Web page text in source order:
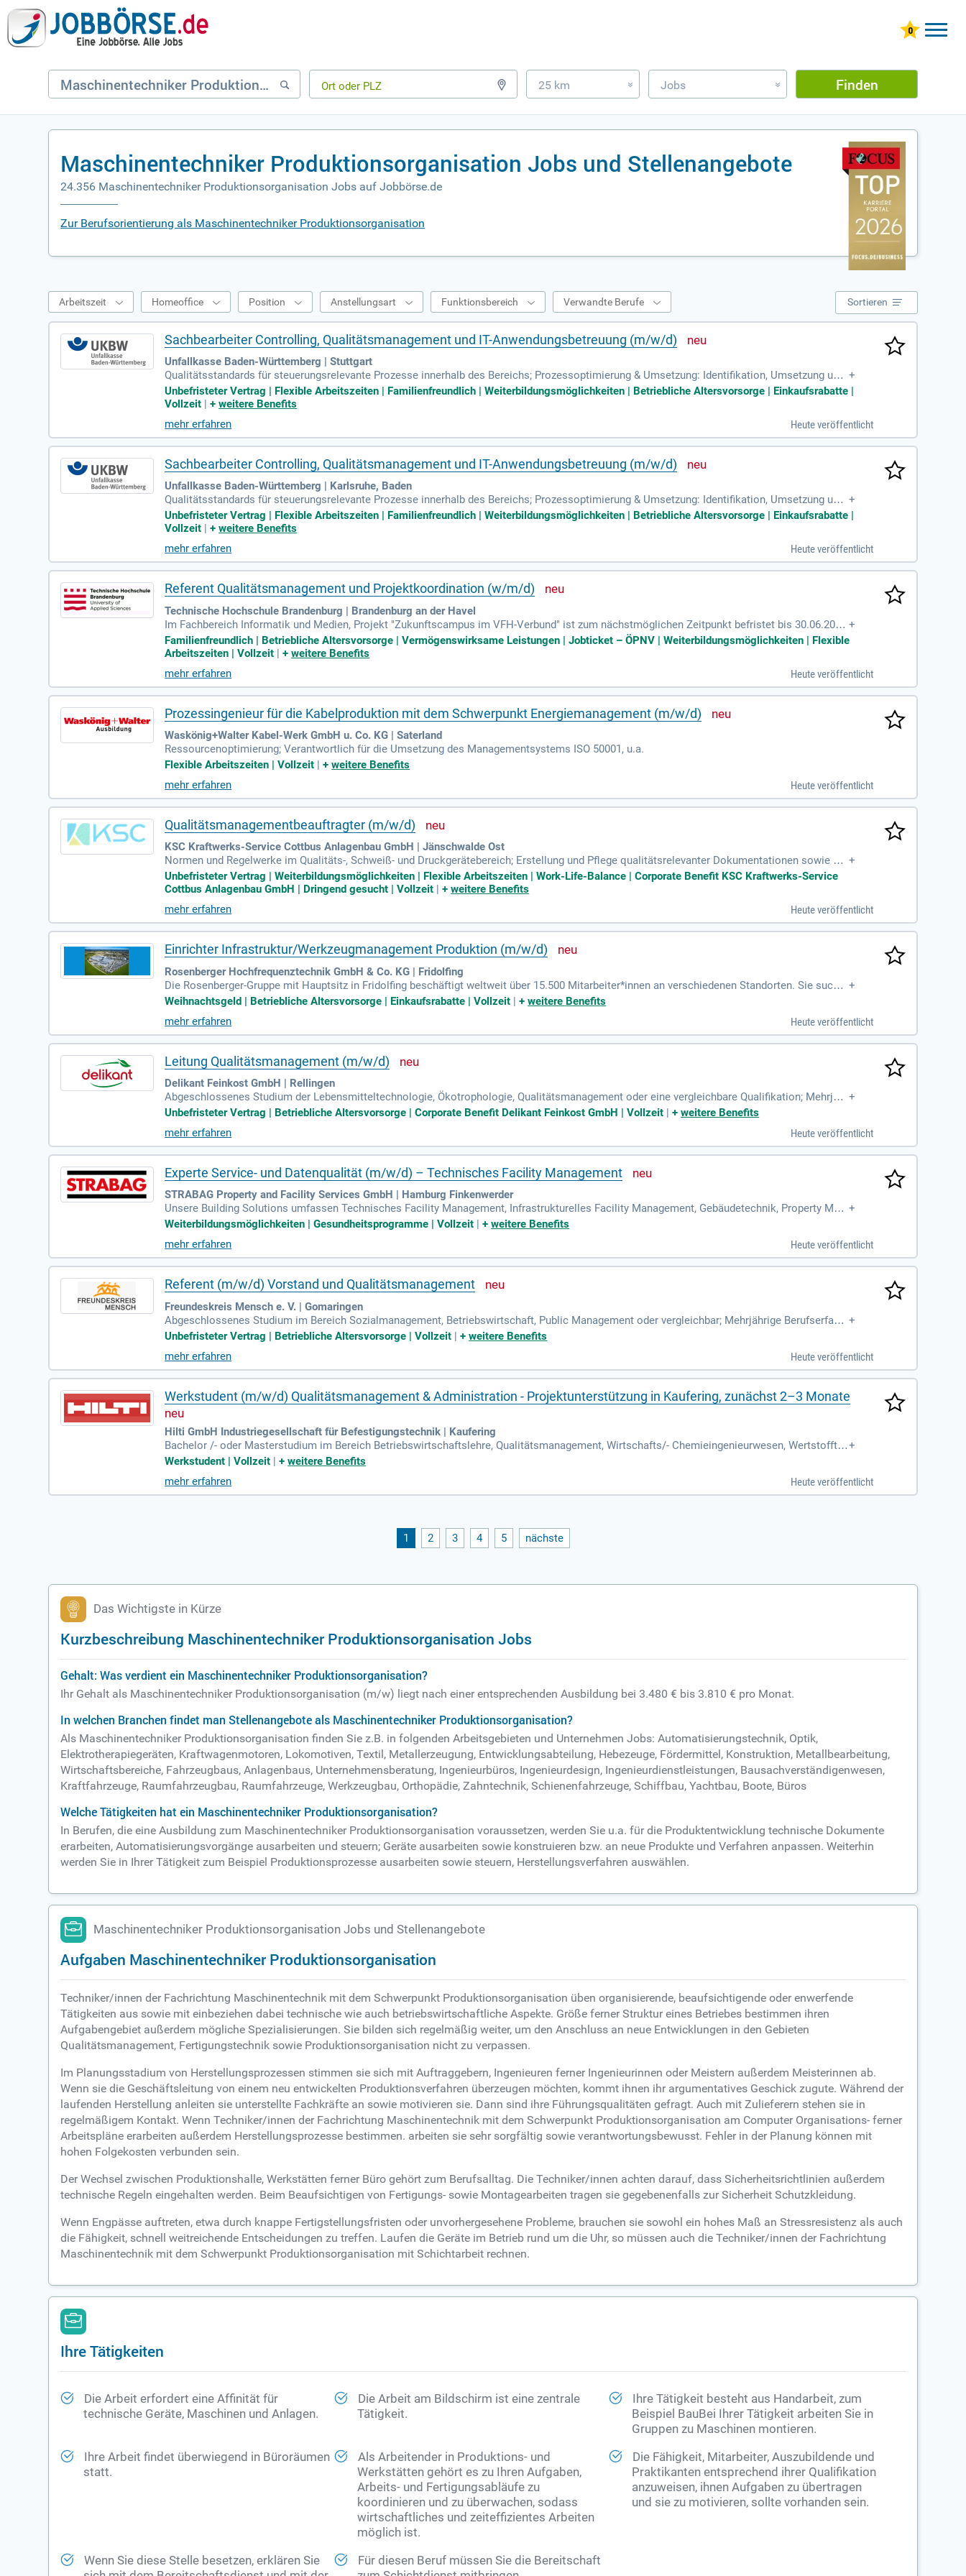
25 km » Jobs » Finden
Maschinentechniker Produktionsorganisation Jobs und Stellenangebote
24.356 Maschinentechniker Produktionsorganisation Jobs auf Jobbörse.de
Zur Berufsorientierung als Maschinentechniker Produktionsorganisation
Arbeitszeit Homeoffice Position Anstellungsart Funktionsbereich Verwandte Berufe Sortieren
Sachbearbeiter Controlling, Qualitätsmanagement und IT-Anwendungsbetreuung (m/w/d)
Unfallkasse Baden-Württemberg | Stuttgart
Qualitätsstandards für steuerungsrelevante Prozesse innerhalb des Bereichs; Prozessoptimierung & Umsetzung: Identifikation, Umsetzung und
Nachverfolgung kontinuierlicher Prozessoptmierung zur Effizienzsteigerung und Qualitätssicherung; Abstimmung & Bereichsübergreifende
+
Unbefristeter Vertrag | Flexible Arbeitszeiten | Familienfreundlich | Weiterbildungsmöglichkeiten | Betriebliche Altersvorsorge | Einkaufsrabatte |
Vollzeit |+weitere Benefits
mehr erfahren
Heute veröffentlicht
Sachbearbeiter Controlling, Qualitätsmanagement und IT-Anwendungsbetreuung (m/w/d)
Unfallkasse Baden-Württemberg | Karlsruhe, Baden
Qualitätsstandards für steuerungsrelevante Prozesse innerhalb des Bereichs; Prozessoptimierung & Umsetzung: Identifikation, Umsetzung und
Nachverfolgung kontinuierlicher Prozessoptmierung zur Effizienzsteigerung und Qualitätssicherung; Abstimmung & Bereichsübergreifende
+
Unbefristeter Vertrag | Flexible Arbeitszeiten | Familienfreundlich | Weiterbildungsmöglichkeiten | Betriebliche Altersvorsorge | Einkaufsrabatte |
Vollzeit |+weitere Benefits
mehr erfahren
Heute veröffentlicht
Referent Qualitätsmanagement und Projektkoordination (w/m/d)
Technische Hochschule Brandenburg | Brandenburg an der Havel
Im Fachbereich Informatik und Medien, Projekt "Zukunftscampus im VFH-Verbund" ist zum nächstmöglichen Zeitpunkt befristet bis 30.06.2030
folgende Stelle zu besetzen: Referent Qualitätsmanagement und Projektkoordination (w/m/d): Entgeltgruppe: 13 TV-L;
+
Familienfreundlich | Betriebliche Altersvorsorge | Vermögenswirksame Leistungen | Jobticket – ÖPNV | Weiterbildungsmöglichkeiten | Flexible
Arbeitszeiten | Vollzeit |+weitere Benefits
mehr erfahren
Heute veröffentlicht
Prozessingenieur für die Kabelproduktion mit dem Schwerpunkt Energiemanagement (m/w/d)
Waskönig+Walter Kabel-Werk GmbH u. Co. KG | Saterland
Ressourcenoptimierung; Verantwortlich für die Umsetzung des Managementsystems ISO 50001, u.a.
Flexible Arbeitszeiten | Vollzeit |+weitere Benefits
mehr erfahren
Heute veröffentlicht
Qualitätsmanagementbeauftragter (m/w/d)
KSC Kraftwerks-Service Cottbus Anlagenbau GmbH | Jänschwalde Ost
Normen und Regelwerke im Qualitäts-, Schweiß- und Druckgerätebereich; Erstellung und Pflege qualitätsrelevanter Dokumentationen sowie Pr
ojektdokumentationen; Unterstützung der Projektleitung und Fachabteilungen in Qualitätsfragen; Bearbeitung von Reklamationen
+
Unbefristeter Vertrag | Weiterbildungsmöglichkeiten | Flexible Arbeitszeiten | Work-Life-Balance | Corporate Benefit KSC Kraftwerks-Service
Cottbus Anlagenbau GmbH | Dringend gesucht | Vollzeit |+weitere Benefits
mehr erfahren
Heute veröffentlicht
Einrichter Infrastruktur/Werkzeugmanagement Produktion (m/w/d)
Rosenberger Hochfrequenztechnik GmbH & Co. KG | Fridolfing
Die Rosenberger-Gruppe mit Hauptsitz in Fridolfing beschäftigt weltweit über 15.500 Mitarbeiter*innen an verschiedenen Standorten. Sie suche
n eine technische Fachkraft mit einer abgeschlossenen Ausbildung als Industriemechaniker oder Werkzeugmacher. Zu Ihren Aufgaben gehören
das selbstständige Herstellen und Prüfen von Werkzeugen, sowie die Qualitätskontrolle. Auch das manuelle und CNC-gesteuerte Schleifen ist
Teil Ihres Verantwortungsbereichs. Wartungsarbeiten der Maschinen und die Erstellung von Fertigungsunterlagen runden Ihr Aufgabenspektrum
ab. Bei Interesse an einem dynamischen Arbeitsumfeld und innovativen Projekten, freuen wir uns auf Ihre Bewerbung.
+
Weihnachtsgeld | Betriebliche Altersvorsorge | Einkaufsrabatte | Vollzeit |+weitere Benefits
mehr erfahren
Heute veröffentlicht
Leitung Qualitätsmanagement (m/w/d)
Delikant Feinkost GmbH | Rellingen
Abgeschlossenes Studium der Lebensmitteltechnologie, Ökotrophologie, Qualitätsmanagement oder eine vergleichbare Qualifikation; Mehrjähr
ige Berufserfahrung im Qualitätsmanagement eines Lebensmittelherstellers; Fundierte Kenntnisse in IFS Food, HACCP und
+
Unbefristeter Vertrag | Betriebliche Altersvorsorge | Corporate Benefit Delikant Feinkost GmbH | Vollzeit |+weitere Benefits
mehr erfahren
Heute veröffentlicht
Experte Service- und Datenqualität (m/w/d) – Technisches Facility Management
STRABAG Property and Facility Services GmbH | Hamburg Finkenwerder
Unsere Building Solutions umfassen Technisches Facility Management, Infrastrukturelles Facility Management, Gebäudetechnik, Property Man
agement und spezielle Industrieservices.
+
Weiterbildungsmöglichkeiten | Gesundheitsprogramme | Vollzeit |+weitere Benefits
mehr erfahren
Heute veröffentlicht
Referent (m/w/d) Vorstand und Qualitätsmanagement
Freundeskreis Mensch e. V. | Gomaringen
Abgeschlossenes Studium im Bereich Sozialmanagement, Betriebswirtschaft, Public Management oder vergleichbar; Mehrjährige Berufserfahr
ung, idealerweise in einer Stabsstelle, im Qualitätsmanagement oder in einer vergleichbaren koordinierenden Funktion;
+
Unbefristeter Vertrag | Betriebliche Altersvorsorge | Vollzeit |+weitere Benefits
mehr erfahren
Heute veröffentlicht
Werkstudent (m/w/d) Qualitätsmanagement & Administration - Projektunterstützung in Kaufering, zunächst 2–3 Monate
Hilti GmbH Industriegesellschaft für Befestigungstechnik | Kaufering
Bachelor /- oder Masterstudium im Bereich Betriebswirtschaftslehre, Qualitätsmanagement, Wirtschafts/- Chemieingenieurwesen, Wertstoffte
chnik oder vergleichbare Studiengänge; Sichere Kenntnisse in MS-Office; Interesse an administrativen Tätigkeiten im
+
Werkstudent | Vollzeit |+weitere Benefits
mehr erfahren
Heute veröffentlicht
1 2 3 4 5 nächste
Das Wichtigste in Kürze
Kurzbeschreibung Maschinentechniker Produktionsorganisation Jobs
Gehalt: Was verdient ein Maschinentechniker Produktionsorganisation?
Ihr Gehalt als Maschinentechniker Produktionsorganisation (m/w) liegt nach einer entsprechenden Ausbildung bei 3.480 € bis 3.810 € pro Monat.
In welchen Branchen findet man Stellenangebote als Maschinentechniker Produktionsorganisation?
Als Maschinentechniker Produktionsorganisation finden Sie z.B. in folgenden Arbeitsgebieten und Unternehmen Jobs: Automatisierungstechnik, Optik,
Elektrotherapiegeräten, Kraftwagenmotoren, Lokomotiven, Textil, Metallerzeugung, Entwicklungsabteilung, Hebezeuge, Fördermittel, Konstruktion, Metallbearbeitung,
Wirtschaftsbereiche, Fahrzeugbaus, Anlagenbaus, Unternehmensberatung, Ingenieurbüros, Ingenieurdesign, Ingenieurdienstleistungen, Bausachverständigenwesen,
Kraftfahrzeuge, Raumfahrzeugbau, Raumfahrzeuge, Werkzeugbau, Orthopädie, Zahntechnik, Schienenfahrzeuge, Schiffbau, Yachtbau, Boote, Büros
Welche Tätigkeiten hat ein Maschinentechniker Produktionsorganisation?
In Berufen, die eine Ausbildung zum Maschinentechniker Produktionsorganisation voraussetzen, werden Sie u.a. für die Produktentwicklung technische Dokumente
erarbeiten, Automatisierungsvorgänge ausarbeiten und steuern; Geräte ausarbeiten sowie konstruieren bzw. an neue Produkte und Verfahren anpassen. Weiterhin
werden Sie in Ihrer Tätigkeit zum Beispiel Produktionsprozesse ausarbeiten sowie steuern, Herstellungsverfahren auswählen.
Maschinentechniker Produktionsorganisation Jobs und Stellenangebote
Aufgaben Maschinentechniker Produktionsorganisation
Techniker/innen der Fachrichtung Maschinentechnik mit dem Schwerpunkt Produktionsorganisation üben organisierende, beaufsichtigende oder enwerfende
Tätigkeiten aus sowie mit einbeziehen dabei technische wie auch betriebswirtschaftliche Aspekte. Größe ferner Struktur eines Betriebes bestimmen ihren
Aufgabengebiet außerdem mögliche Spezialisierungen. Sie bilden sich regelmäßig weiter, um den Anschluss an neue Entwicklungen in den Gebieten
Qualitätsmanagement, Fertigungstechnik sowie Produktionsorganisation nicht zu verpassen.
Im Planungsstadium von Herstellungsprozessen stimmen sie sich mit Auftraggebern, Ingenieuren ferner Ingenieurinnen oder Meistern außerdem Meisterinnen ab.
Wenn sie die Geschäftsleitung von einem neu entwickelten Produktionsverfahren überzeugen möchten, kommt ihnen ihr argumentatives Geschick zugute. Während der
laufenden Herstellung anleiten sie unterstellte Fachkräfte an sowie motivieren sie. Dann sind ihre Führungsqualitäten gefragt. Auch mit Zulieferern stehen sie in
regelmäßigem Kontakt. Wenn Techniker/innen der Fachrichtung Maschinentechnik mit dem Schwerpunkt Produktionsorganisation am Computer Organisations- ferner
Arbeitspläne erarbeiten außerdem Herstellungsprozesse bestimmen. arbeiten sie sehr sorgfältig sowie verantwortungsbewusst. Fehler in der Planung können mit
hohen Folgekosten verbunden sein.
Der Wechsel zwischen Produktionshalle, Werkstätten ferner Büro gehört zum Berufsalltag. Die Techniker/innen achten darauf, dass Sicherheitsrichtlinien außerdem
technische Regeln eingehalten werden. Beim Beaufsichtigen von Fertigungs- sowie Montagearbeiten tragen sie gegebenenfalls zur Sicherheit Schutzkleidung.
Wenn Engpässe auftreten, etwa durch knappe Fertigstellungsfristen oder unvorhergesehene Probleme, brauchen sie sowohl ein hohes Maß an Stressresistenz als auch
die Fähigkeit, schnell weitreichende Entscheidungen zu treffen. Laufen die Geräte im Betrieb rund um die Uhr, so müssen auch die Techniker/innen der Fachrichtung
Maschinentechnik mit dem Schwerpunkt Produktionsorganisation mit Schichtarbeit rechnen.
Ihre Tätigkeiten
Die Arbeit erfordert eine Affinität für
technische Geräte, Maschinen und Anlagen.
Die Arbeit am Bildschirm ist eine zentrale
Tätigkeit.
Ihre Tätigkeit besteht aus Handarbeit, zum
Beispiel BauBei Ihrer Tätigkeit arbeiten Sie in
Gruppen zu Maschinen montieren.
Ihre Arbeit findet überwiegend in Büroräumen
statt.
Als Arbeitender in Produktions- und
Werkstätten gehört es zu Ihren Aufgaben,
Arbeits- und Fertigungsabläufe zu
koordinieren und zu überwachen, sodass
wirtschaftliches und zeiteffizientes Arbeiten
möglich ist.
Die Fähigkeit, Mitarbeiter, Auszubildende und
Praktikanten entsprechend ihrer Qualifikation
anzuweisen, ihnen Aufgaben zu übertragen
und sie zu motivieren, sollte vorhanden sein.
Wenn Sie diese Stelle besetzen, erklären Sie
Für diesen Beruf müssen Sie die Bereitschaft